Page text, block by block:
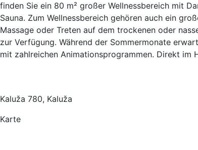
finden Sie ein 80 m² großer Wellnessbereich mit
Sauna. Zum Wellnessbereich gehören auch ein
Massage oder Treten auf dem trockenen oder
zur Verfügung. Während der Sommermonate
mit zahlreichen Animationsprogrammen. Direkt im
Kaluža 780, Kaluža
Karte